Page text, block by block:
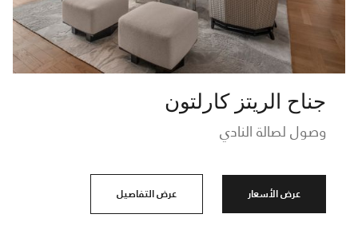
جناح الريتز كارلتون
وصول لصالة النادي
عرض الأسعار عرض التفاصيل